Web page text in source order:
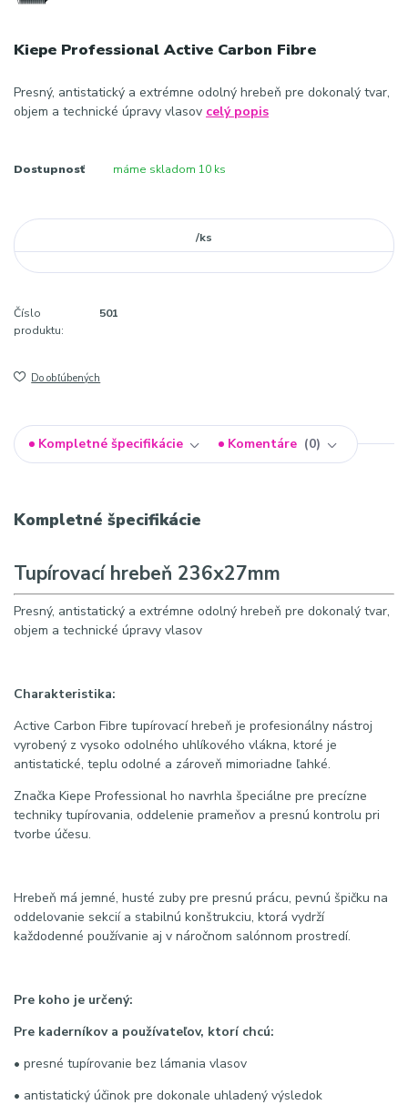
Kiepe Professional Active Carbon Fibre
Presný, antistatický a extrémne odolný hrebeň pre dokonalý tvar,
objem a technické úpravy vlasov celý popis
Dostupnosť máme skladom 10 ks
/ks
Číslo
produktu:
501
Do obľúbených
Kompletné špecifikácie Komentáre 0
Kompletné špecifikácie
Tupírovací hrebeň 236x27mm
Presný, antistatický a extrémne odolný hrebeň pre dokonalý tvar,
objem a technické úpravy vlasov
Charakteristika:
Active Carbon Fibre tupírovací hrebeň je profesionálny nástroj
vyrobený z vysoko odolného uhlíkového vlákna, ktoré je
antistatické, teplu odolné a zároveň mimoriadne ľahké.
Značka Kiepe Professional ho navrhla špeciálne pre precízne
techniky tupírovania, oddelenie prameňov a presnú kontrolu pri
tvorbe účesu.
Hrebeň má jemné, husté zuby pre presnú prácu, pevnú špičku na
oddelovanie sekcií a stabilnú konštrukciu, ktorá vydrží
každodenné používanie aj v náročnom salónnom prostredí.
Pre koho je určený:
Pre kaderníkov a používateľov, ktorí chcú:
• presné tupírovanie bez lámania vlasov
• antistatický účinok pre dokonale uhladený výsledok